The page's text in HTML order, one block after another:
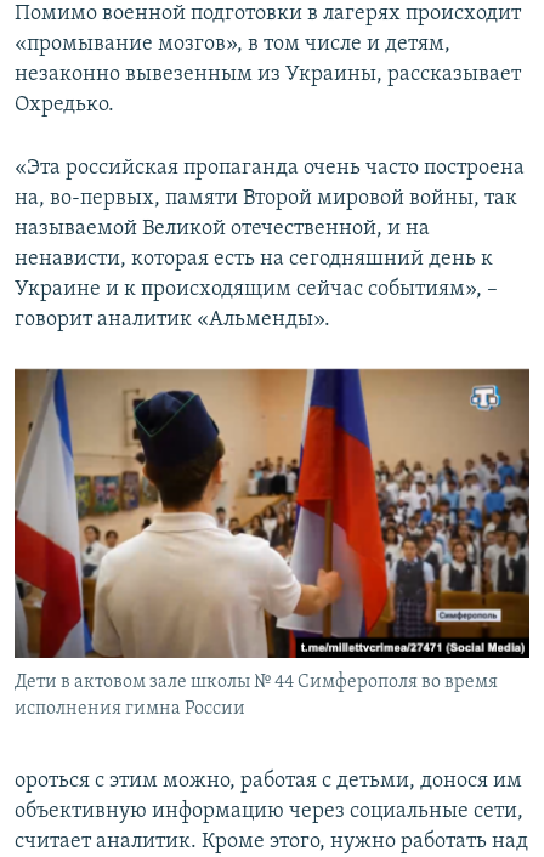
Помимо военной подготовки в лагерях происходит
«промывание мозгов», в том числе и детям,
незаконно вывезенным из Украины, рассказывает
Охредько.
«Эта российская пропаганда очень часто построена
на, во-первых, памяти Второй мировой войны, так
называемой Великой отечественной, и на
ненависти, которая есть на сегодняшний день к
Украине и к происходящим сейчас событиям», –
говорит аналитик «Альменды».
Дети в актовом зале школы № 44 Симферополя во время
исполнения гимна России
ороться с этим можно, работая с детьми, донося им
объективную информацию через социальные сети,
считает аналитик. Кроме этого, нужно работать над